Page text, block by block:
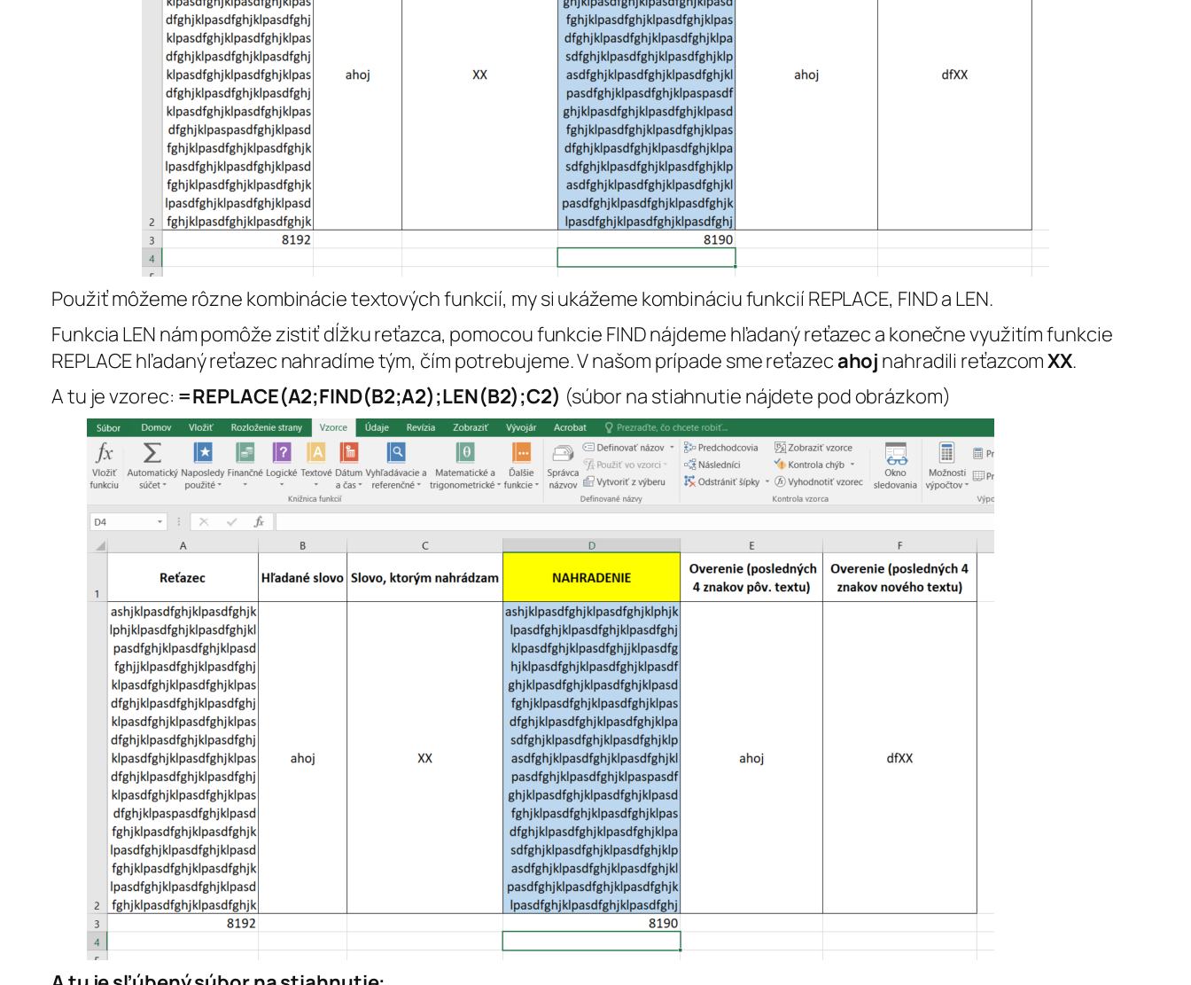
Použiť môžeme rôzne kombinácie textových funkcií, my si ukážeme kombináciu funkcií REPLACE, FIND a LEN.
Funkcia LEN nám pomôže zistiť dĺžku reťazca, pomocou funkcie FIND nájdeme hľadaný reťazec a konečne využitím funkcie
REPLACE hľadaný reťazec nahradíme tým, čím potrebujeme. V našom prípade sme reťazecahoj nahradili reťazcomXX.
A tu je vzorec: =REPLACE(A2;FIND(B2;A2);LEN(B2);C2) (súbor na stiahnutie nájdete pod obrázkom)